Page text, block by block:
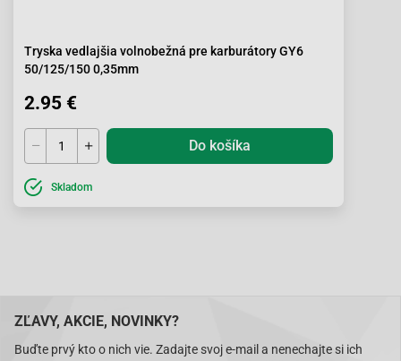
Tryska vedlajšia volnobežná pre karburátory GY6
50/125/150 0,35mm
2.95 €
Do košíka
Skladom
ZĽAVY, AKCIE, NOVINKY?
Buďte prvý kto o nich vie. Zadajte svoj e-mail a nenechajte si ich